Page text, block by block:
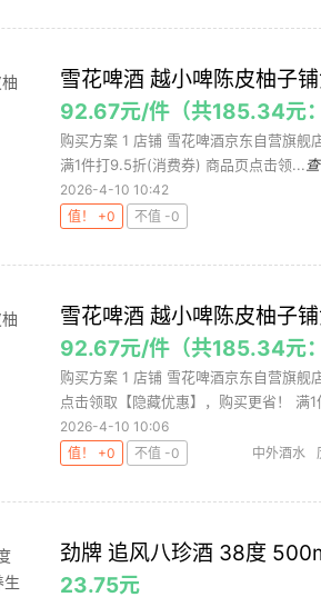
雪花啤酒 越小啤陈皮柚子
92.67元/件（共185.34元
购买方案 1 店铺 雪花啤酒京东自营旗
满1件打9.5折(消费券) 商品页点击领...
2026-4-10 10:42
值！ +0
不值 -0
雪花啤酒 越小啤陈皮柚子
92.67元/件（共185.34元
购买方案 1 店铺 雪花啤酒京东自营旗
点击领取【隐藏优惠】，购买更省！ 满
2026-4-10 10:06
值！ +0
不值 -0 中外酒水
劲牌 追风八珍酒 38度
23.75元